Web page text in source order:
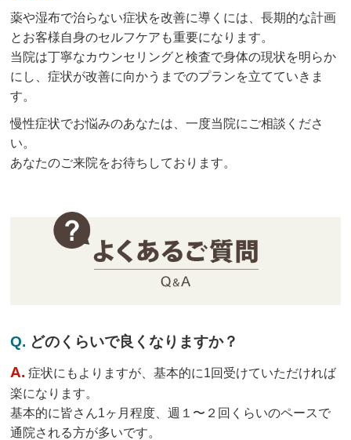
薬や湿布で治らない症状を改善に導くには、長期的な計画
とお客様自身のセルフケアも重要になります。
当院は丁寧なカウンセリングと検査で身体の現状を明らか
にし、症状が改善に向かうまでのプランを立てていきま
す。
慢性症状でお悩みのあなたは、一度当院にご相談くださ
い。
あなたのご来院をお待ちしております。
Q. どのくらいで良くなりますか？
A. 症状にもよりますが、基本的に1回受けていただければ
楽になります。
基本的に皆さん1ヶ月程度、週１〜２回くらいのペースで
通院される方が多いです。